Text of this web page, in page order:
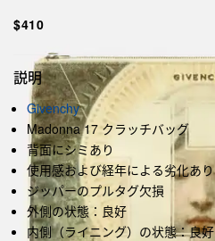
$410
説明
Givenchy
Madonna 17 クラッチバッグ
背面にシミあり
使用感および経年による劣化あり
ジッパーのプルタグ欠損
外側の状態：良好
内側（ライニング）の状態：良好